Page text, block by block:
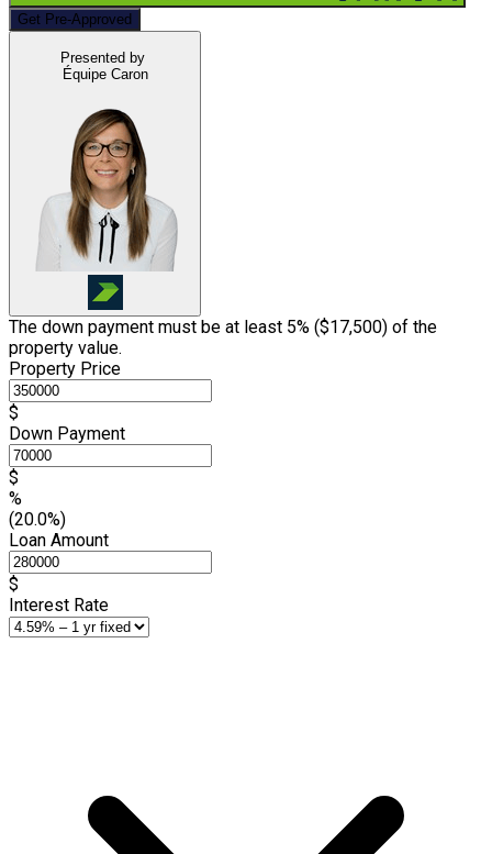
Get Pre-Approved
Presented by
Équipe Caron
The down payment must be at least 5% ($17,500) of the
property value.
Property Price
$
Down Payment
$
%
(20.0%)
Loan Amount
$
Interest Rate